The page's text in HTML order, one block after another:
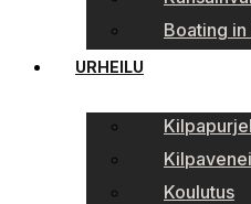
Boating in
URHEILU
Koulutus